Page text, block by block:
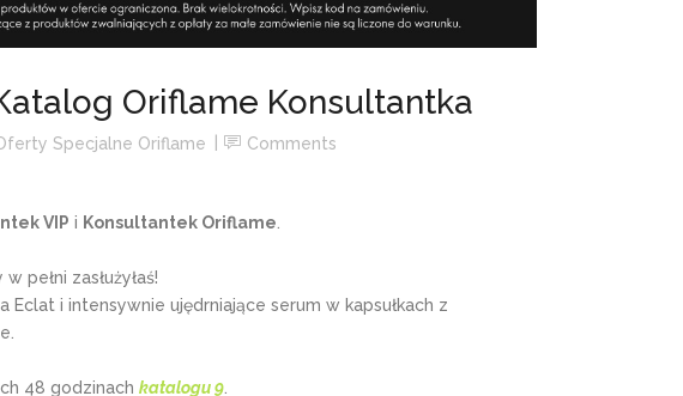
Oriflame Konsultantka
Specjalne Oriflame Comments
VIP i Konsultantek Oriflame
pełni zasłużyłaś!
i intensywnie ujędrniające serum w kapsułkach z
48 godzinach katalogu 9.